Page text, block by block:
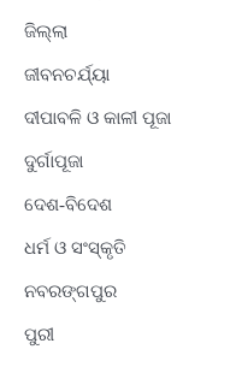
ଜିଲ୍ଲା
ଜୀବନଚର୍ଯ୍ୟା
ଦୀପାବଳି ଓ କାଳୀ ପୂଜା
ଦୁର୍ଗାପୂଜା
ଦେଶ-ବିଦେଶ
ଧର୍ମ ଓ ସଂସ୍କୃତି
ନବରଙ୍ଗପୁର
ପୁରୀ